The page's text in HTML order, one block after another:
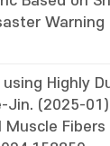
Highly
Jin. (2025-